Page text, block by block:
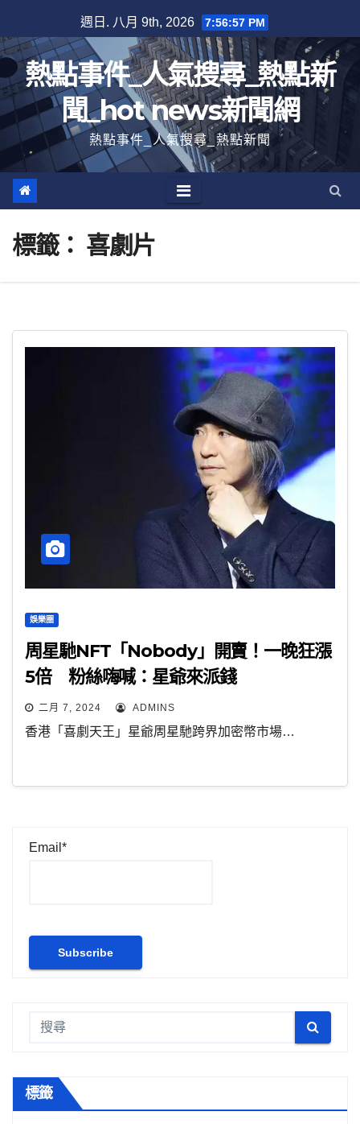
至
內
容
週日. 八月 9th, 2026 7:56:57 PM
熱點事件_人氣搜尋_熱點新
聞_hot news新聞網
熱點事件_人氣搜尋_熱點新聞
標籤： 喜劇片
娛樂圈
周星馳NFT「Nobody」開賣！一晚狂漲
5倍 粉絲嗨喊：星爺來派錢
二月 7, 2024 ADMINS
香港「喜劇天王」星爺周星馳跨界加密幣市場…
Email*
標籤